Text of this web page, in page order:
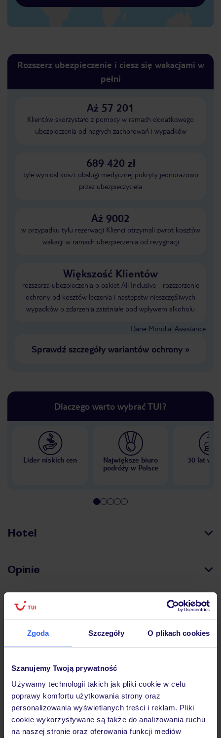
Zgoda Szczegóły O plikach cookies
Szanujemy Twoją prywatność
Używamy technologii takich jak pliki cookie w celu
poprawy komfortu użytkowania strony oraz
personalizowania wyświetlanych treści i reklam. Pliki
cookie wykorzystywane są także do analizowania ruchu
na naszej stronie oraz oferowania funkcji mediów
Rozszerz ubezpieczenie i ciesz się wakacjami w
pełni
Aż 57 201
Klientów skorzystało z pomocy w ramach dodatkowego
ubezpieczenia od nagłych zachorowań i wypadków
689 420 zł
tyle wyniósł koszt obsługi medycznej pokryty jednorazowo
przez ubezpieczyciela
Aż 9002
w przypadku tylu rezerwacji Klienci otrzymali zwrot kosztów
wakacji w ramach ubezpieczenia od rezygnacji
Większość Klientów
rozszerza ubezpieczenia o pakiet All Inclusive - rozszerzenie
ochrony od kosztów leczenia i następstw nieszczęśliwych
wypadków o zdarzenia zaistniałe pod wpływem alkoholu
Dane Mondial Assistance
Sprawdź szczegóły wariantów ochrony»
Dlaczego warto wybrać TUI?
Lider niskich cen
Największe biuro
podróży w Polsce
30 lat w
Hotel
Opinie
Pokoje
Atrakcje
Ważne informacje